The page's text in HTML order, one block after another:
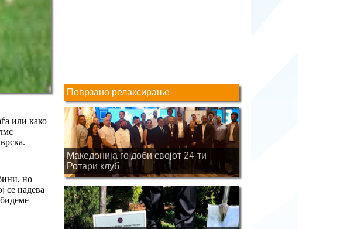
или како
но
се надева
Поврзано релаксирање
Македонија го доби својот 24-ти
Ротари клуб